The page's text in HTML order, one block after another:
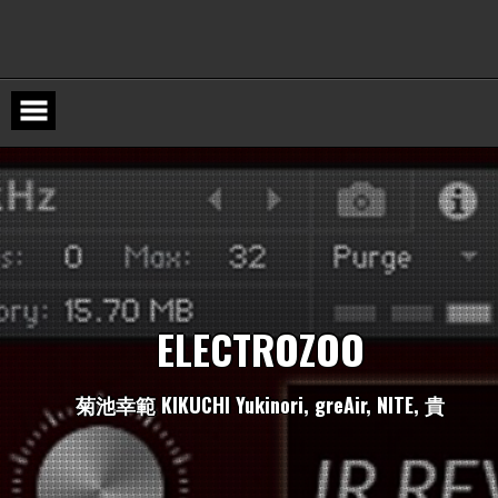
ELECTROZOO
菊池幸範 KIKUCHIYukinori, greAir, NITE, 貴